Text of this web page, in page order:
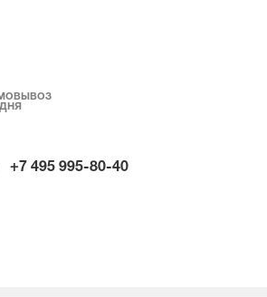
+7 495 995-80-40